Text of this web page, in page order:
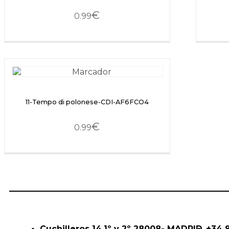
0.99€
11-Tempo di polonese-CDI-AF6FCO4
0.99€